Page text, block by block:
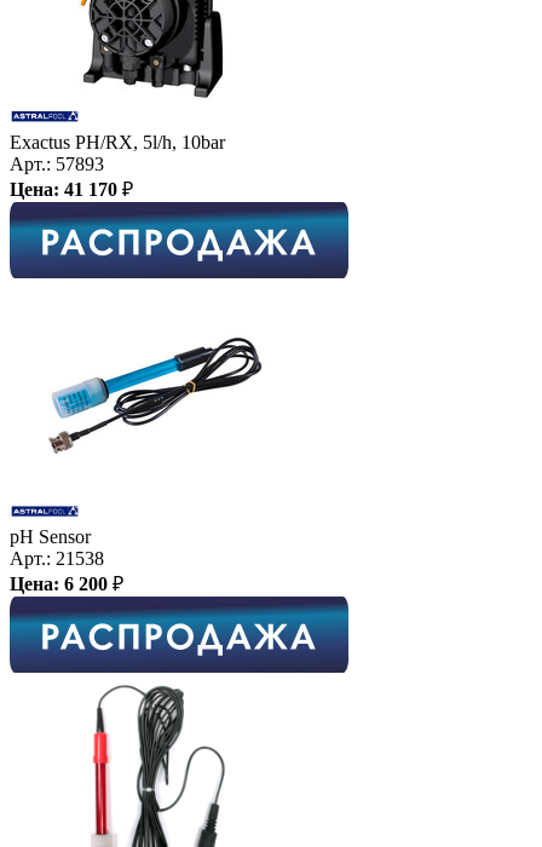
Exactus PH/RX, 5l/h, 10bar
Арт.: 57893
Цена: 41 170 ₽
pH Sensor
Арт.: 21538
Цена: 6 200 ₽